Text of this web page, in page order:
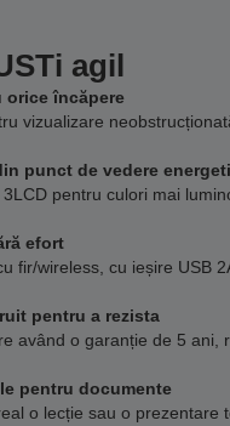
agil
orice încăpere
vizualizare
punct de vedere
pentru culori mai
efort
fir/wireless, cu ieșire USB
pentru a rezista
având o garanție de 5 ani,
pentru documente
o lecție sau o prezentare